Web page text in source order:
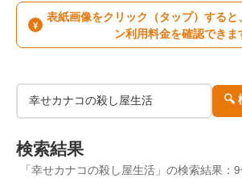
¥
表紙画像をクリック（タップ）すると
ン利用料金を確認できま
🔍
検索結果
「幸せカナコの殺し屋生活」の検索結果：